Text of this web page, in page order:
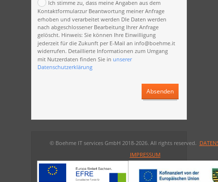
Ich stimme zu, dass meine Angaben aus dem
Kontaktformularzur Beantwortung meiner Anfrage
erhoben und verarbeitet werden DIe Daten werden
nach abgeschlossener Bearbeitung Ihrer Anfrage
gelöscht. Hinweis: Sie können Ihre Einwilligung
jederzeit für die Zukunft per E-Mail an info@boehme.it
widerrufen. Detaillierte Informationen zum Umgang
mit Nutzerdaten finden Sie in unserer
Datenschutzerklärung
Absenden
© Boehme IT services GmbH 2018-2026. All rights reserved.
IMPRESSUM